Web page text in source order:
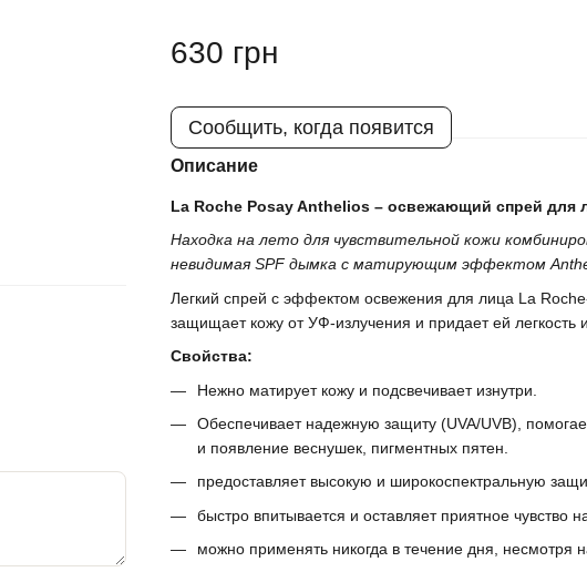
630 грн
Сообщить, когда появится
Описание
La Roche Posay Anthelios – освежающий спрей для
Находка на лето для чувствительной кожи
невидимая SPF дымка с матирующим эффектом
Легкий спрей с эффектом освежения для лица La
защищает кожу от УФ-излучения и придает ей легкость
Свойства:
Нежно матирует кожу и подсвечивает изнутри.
Обеспечивает надежную защиту (UVA/UVB),
и появление веснушек, пигментных пятен.
предоставляет высокую и широкоспектральную
быстро впитывается и оставляет приятное чувство
можно применять никогда в течение дня, несмотря